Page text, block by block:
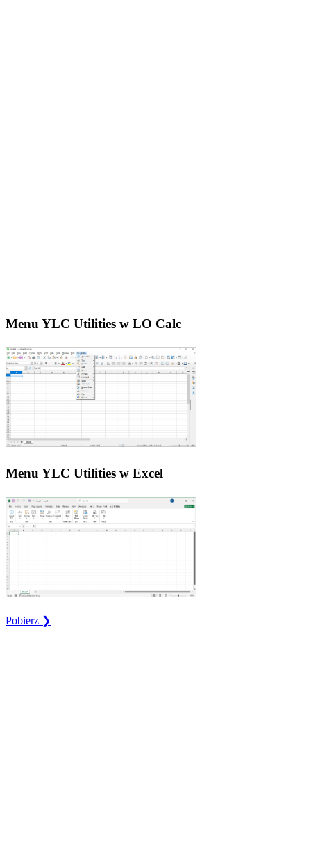
Menu YLC Utilities w LO Calc
Menu YLC Utilities w Excel
Pobierz ❯